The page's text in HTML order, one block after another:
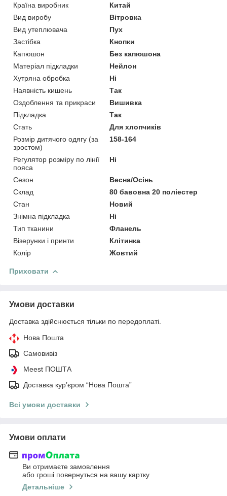
Країна виробник
Китай
Вид виробу
Вітровка
Вид утеплювача
Пух
Застібка
Кнопки
Капюшон
Без капюшона
Матеріал підкладки
Нейлон
Хутряна обробка
Ні
Наявність кишень
Так
Оздоблення та прикраси
Вишивка
Підкладка
Так
Стать
Для хлопчиків
Розмір дитячого одягу (за
зростом)
158-164
Регулятор розміру по лінії
пояса
Ні
Сезон
Весна/Осінь
Склад
80 бавовна 20 поліестер
Стан
Новий
Знімна підкладка
Ні
Тип тканини
Фланель
Візерунки і принти
Клітинка
Колір
Жовтий
Приховати
Умови доставки
Доставка здійснюється тільки по передоплаті.
Нова Пошта
Самовивіз
Meest ПОШТА
Доставка кур’єром “Нова Пошта”
Всі умови доставки
Умови оплати
Ви отримаєте замовлення
або гроші повернуться на вашу картку
Детальніше